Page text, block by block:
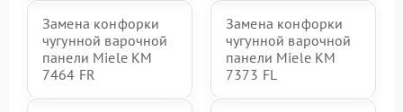
Замена конфорки
чугунной варочной
панели Miele KM
7464 FR
Замена конфорки
чугунной варочной
панели Miele KM
7373 FL